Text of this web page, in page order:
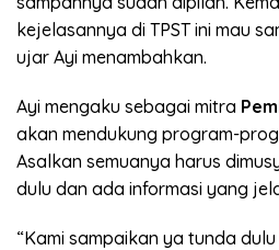
kejelasannya di TPST ini mau
ujar Ayi menambahkan.
Ayi mengaku sebagai mitra
akan mendukung program-
Asalkan semuanya harus
dulu dan ada informasi yang
“Kami sampaikan ya tunda dulu